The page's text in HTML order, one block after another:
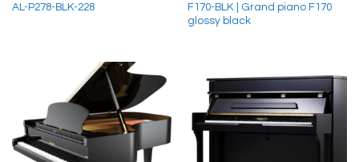
AL-P278-BLK-228
F170-BLK | Grand piano F170
glossy black